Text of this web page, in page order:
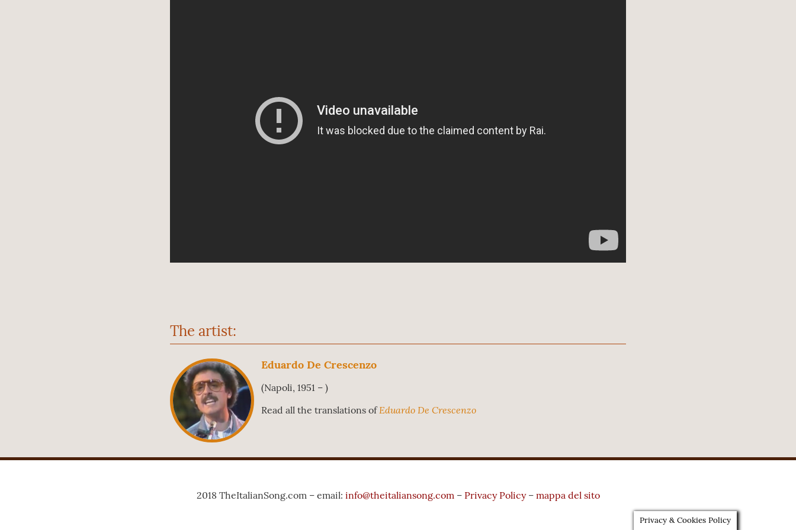
The artist:
Eduardo De Crescenzo
(Napoli, 1951 – )
Read all the translations ofEduardo De Crescenzo
2018 TheItalianSong.com – email: info@theitaliansong.com– Privacy Policy – mappa del sito
Privacy & Cookies Policy